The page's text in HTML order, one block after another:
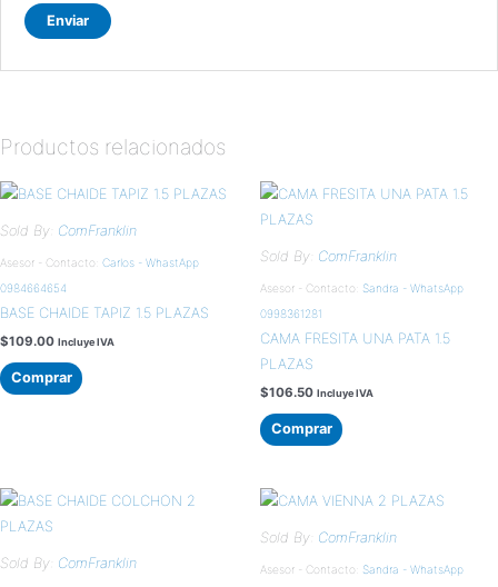
Productos relacionados
Sold By: ComFranklin
Asesor - Contacto: Carlos - WhastApp
0984664654
BASE CHAIDE TAPIZ 1.5 PLAZAS
$109.00 Incluye IVA
Comprar
Sold By: ComFranklin
Asesor - Contacto: Sandra - WhatsApp
0998361281
CAMA FRESITA UNA PATA 1.5
PLAZAS
$106.50 Incluye IVA
Comprar
Sold By: ComFranklin
Sold By: ComFranklin
Asesor - Contacto: Sandra - WhatsApp